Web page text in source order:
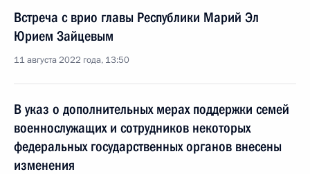
Встреча с врио главы Республики Марий Эл
Юрием Зайцевым
11 августа 2022 года, 13:50
В указ о дополнительных мерах поддержки семей
военнослужащих и сотрудников некоторых
федеральных государственных органов внесены
изменения